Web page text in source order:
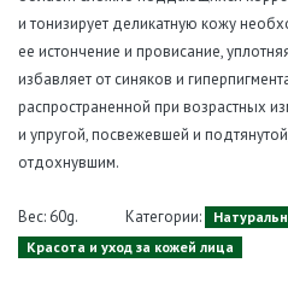
и тонизирует деликатную кожу
ее истончение и провисание,
избавляет от синяков и
распространенной при возрастных
и упругой, посвежевшей и
отдохнувшим.
Вес: 60g. Категории:
Красота и уход за кожей лица